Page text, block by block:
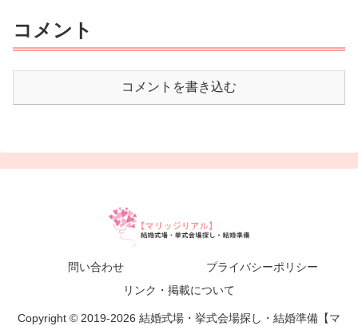
コメント
コメントを書き込む
問い合わせ
プライバシーポリシー
リンク・掲載について
Copyright © 2019-2026 結婚式場・挙式会場探し・結婚準備【マ